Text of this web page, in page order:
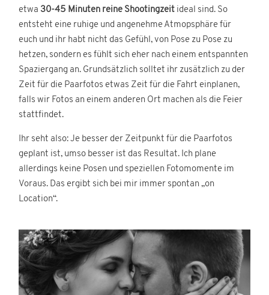
etwa 30-45 Minuten reine Shootingzeit ideal sind. So
entsteht eine ruhige und angenehme Atmopsphäre für
euch und ihr habt nicht das Gefühl, von Pose zu Pose zu
hetzen, sondern es fühlt sich eher nach einem entspannten
Spaziergang an. Grundsätzlich solltet ihr zusätzlich zu der
Zeit für die Paarfotos etwas Zeit für die Fahrt einplanen,
falls wir Fotos an einem anderen Ort machen als die Feier
stattfindet.
Ihr seht also: Je besser der Zeitpunkt für die Paarfotos
geplant ist, umso besser ist das Resultat. Ich plane
allerdings keine Posen und speziellen Fotomomente im
Voraus. Das ergibt sich bei mir immer spontan „on
Location“.